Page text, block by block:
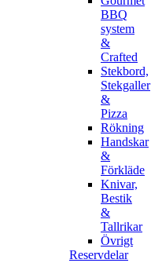
BBQ
system
&
Crafted
Stekbord,
Stekgaller
&
Pizza
Rökning
Handskar
&
Förkläde
Knivar,
Bestik
&
Tallrikar
Övrigt
Reservdelar